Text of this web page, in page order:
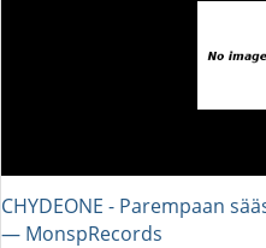
CHYDEONE - Parempaan
― MonspRecords